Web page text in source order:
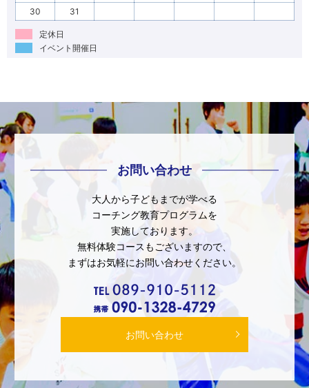
30
31
定休日
イベント開催日
お問い合わせ
大人から子どもまでが学べる
コーチング教育プログラムを
実施しております。
無料体験コースもございますので、
まずはお気軽にお問い合わせください。
お問い合わせ